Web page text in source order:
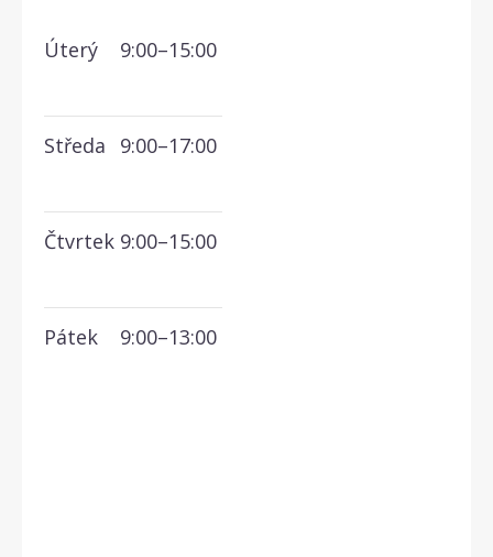
Úterý 9:00–15:00
Středa 9:00–17:00
Čtvrtek 9:00–15:00
Pátek 9:00–13:00